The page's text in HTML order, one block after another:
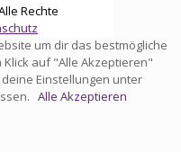
Rechte
um dir das bestmögliche
auf "Alle Akzeptieren"
Einstellungen unter
Alle Akzeptieren